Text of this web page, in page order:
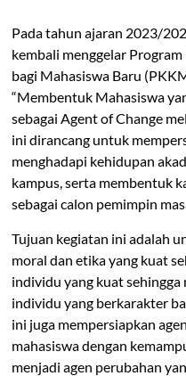
Pada tahun ajaran 2023/
kembali menggelar
bagi Mahasiswa Baru
“Membentuk Mahasiswa
sebagai Agent of Change
ini dirancang untuk
menghadapi kehidupan
kampus, serta membentuk
sebagai calon pemimpin
Tujuan kegiatan ini adalah
moral dan etika yang kuat
individu yang kuat
individu yang berkarakter
ini juga mempersiapkan
mahasiswa dengan
menjadi agen perubahan